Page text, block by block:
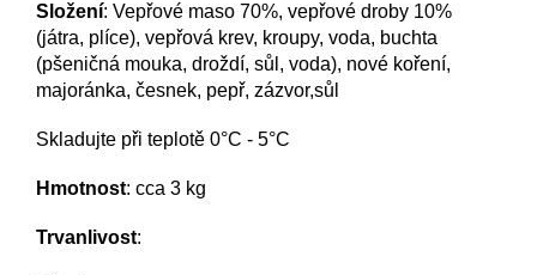
Složení: Vepřové maso 70%, vepřové droby 10%
(játra, plíce), vepřová krev, kroupy, voda, buchta
(pšeničná mouka, droždí, sůl, voda), nové koření,
majoránka, česnek, pepř, zázvor,sůl
Skladujte při teplotě 0°C - 5°C
Hmotnost: cca 3 kg
Trvanlivost: